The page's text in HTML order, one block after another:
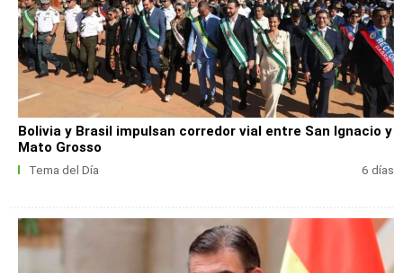
Bolivia y Brasil impulsan corredor vial entre San Ignacio y
Mato Grosso
Tema del Día 6 días